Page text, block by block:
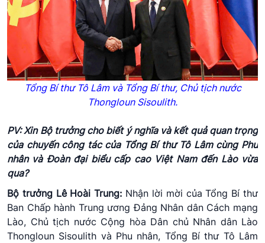
Tổng Bí thư Tô Lâm và Tổng Bí thư, Chủ tịch nước
Thongloun Sisoulith.
PV: Xin Bộ trưởng cho biết ý nghĩa và kết quả quan trọng
của chuyến công tác của Tổng Bí thư Tô Lâm cùng Phu
nhân và Đoàn đại biểu cấp cao Việt Nam đến Lào vừa
qua?
Bộ trưởng Lê Hoài Trung: Nhận lời mời của Tổng Bí thư
Ban Chấp hành Trung ương Đảng Nhân dân Cách mạng
Lào, Chủ tịch nước Cộng hòa Dân chủ Nhân dân Lào
Thongloun Sisoulith và Phu nhân, Tổng Bí thư Tô Lâm